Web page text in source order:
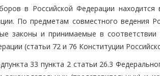
в Российской Федерации находится
По предметам совместного ведения
законы и принимаемые в
(статьи 72 и 76 Конституции
33 пункта 2 статьи 26.3